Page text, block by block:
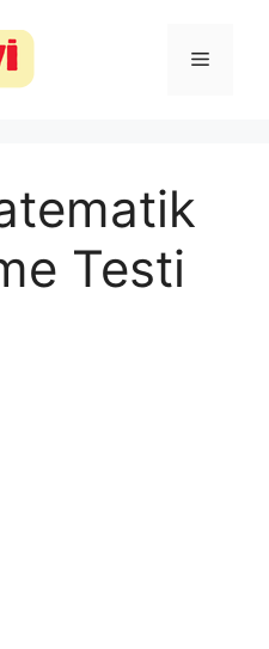
Menü
Testi